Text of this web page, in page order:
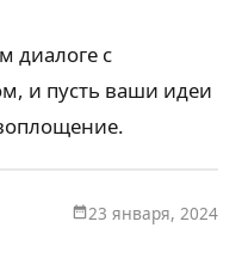
диалоге с
и пусть ваши идеи
23 января, 2024